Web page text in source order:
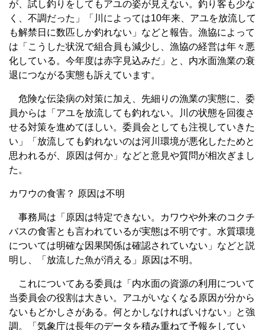
が、試し釣りをしてもアユの姿が見えない。釣り客も少な
く、不調だった」「川によっては10年来、アユを放流して
も解禁日に数匹しか釣れない」などと報告。漁協によって
は「こうした状況で組合員も減少し、漁協の経営は年々悪
化している。今年度は赤字見込みだ」と、内水面漁業の衰
退につながる実態も訴えています。
危険な伝染病の対策に加え、先細りの漁業の実態に、委
員からは「アユを放流しても釣れない。川の状態を回復さ
せる対策を進めてほしい。委員会としても注視していきた
い」「放流しても釣れないのは河川環境が悪化したためと
思われるが、原因は何か」などと意見や質問が相次ぎまし
た。
カワウの食害？ 原因は不明
事務局は「原因は特定できない。カワウや外来のコクチ
バスの食害とも言われているが実態は不明です。水質環境
については明確な因果関係は確認されていない」などと説
明し、「放流した魚が消える」原因は不明。
これについてある委員は「内水面の資源の利用について
当委員会の役割は大きい。アユがいなくなる原因が分から
ないもどかしさがある。何とかしなければいけない」と強
調。「気象庁は長年のデータを積み重ねて予報をしてい